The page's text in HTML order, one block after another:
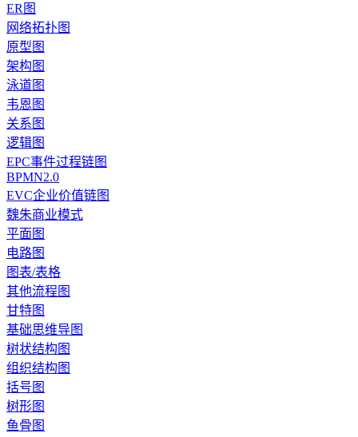
ER图
网络拓扑图
原型图
架构图
泳道图
韦恩图
关系图
逻辑图
EPC事件过程链图
BPMN2.0
EVC企业价值链图
魏朱商业模式
平面图
电路图
图表/表格
其他流程图
甘特图
基础思维导图
树状结构图
组织结构图
括号图
树形图
鱼骨图